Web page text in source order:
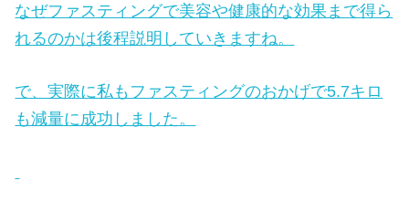
なぜファスティングで美容や健康的な効果まで得ら
れるのかは後程説明していきますね。
で、実際に私もファスティングのおかげで5.7キロ
も減量に成功しました。